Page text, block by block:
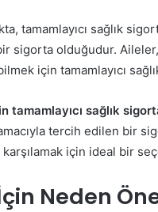
tamamlayıcı sağlık
sigorta olduğudur.
için tamamlayıcı
tamamlayıcı sağlık
tercih edilen bir
karşılamak için ideal bir
Neden